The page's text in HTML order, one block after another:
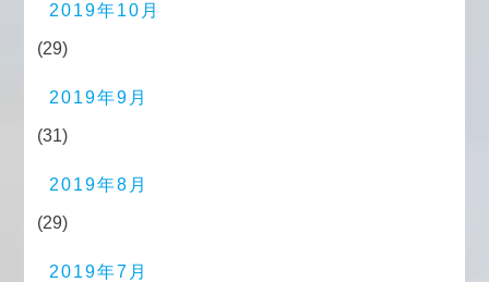
2019年10月
(29)
2019年9月
(31)
2019年8月
(29)
2019年7月